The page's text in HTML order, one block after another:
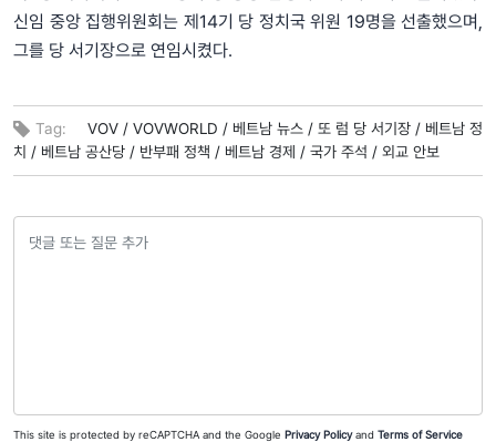
신임 중앙 집행위원회는 제14기 당 정치국 위원 19명을 선출했으며,
그를 당 서기장으로 연임시켰다.
Tag: VOV / VOVWORLD / 베트남 뉴스 / 또 럼 당 서기장 / 베트남 정
치 / 베트남 공산당 / 반부패 정책 / 베트남 경제 / 국가 주석 / 외교 안보
This site is protected by reCAPTCHA and the Google Privacy Policyand Terms of Service